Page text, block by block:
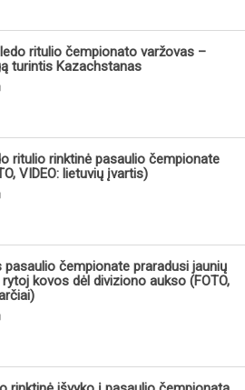
ritulio čempionato varžovas –
turintis Kazachstanas
ritulio rinktinė pasaulio čempionate
VIDEO: lietuvių įvartis)
čempionate praradusi jaunių
kovos dėl diviziono aukso (FOTO,